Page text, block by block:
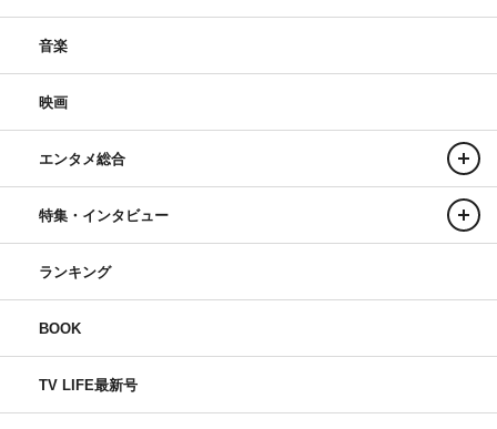
音楽
映画
エンタメ総合
特集・インタビュー
ランキング
BOOK
TV LIFE最新号